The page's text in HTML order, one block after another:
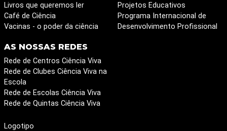
Livros que queremos ler
Café de Ciência
Vacinas - o poder da ciência
Projetos Educativos
Programa Internacional de
Desenvolvimento Profissional
AS NOSSAS REDES
Rede de Centros Ciência Viva
Rede de Clubes Ciência Viva na
Escola
Rede de Escolas Ciência Viva
Rede de Quintas Ciência Viva
Logotipo